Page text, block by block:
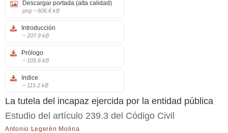
Descargar portada (alta calidad)
png ~ 606.6 kB
Introducción
~ 207.9 kB
Prólogo
~ 105.6 kB
índice
~ 115.2 kB
La tutela del incapaz ejercida por la entidad pública
Estudio del artículo 239.3 del Código Civil
Antonio Legerén Molina